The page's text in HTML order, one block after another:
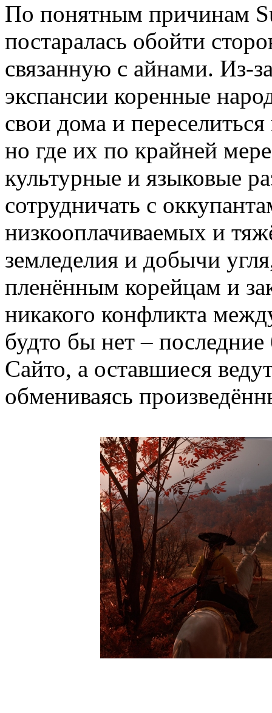
По понятным причинам
постаралась обойти
связанную с айнами. Из-
экспансии коренные
свои дома и
но где их по крайней
культурные и языковые
сотрудничать с
низкооплачиваемых и
земледелия и добычи
пленённым корейцам и
никакого конфликта
будто бы нет – последние
Сайто, а оставшиеся
обмениваясь